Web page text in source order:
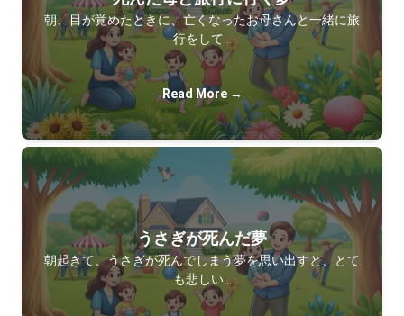
朝、目が覚めたときに、亡くなったお母さんと一緒に旅
行をして…
Read More →
うさぎが死んだ夢
朝起きて、うさぎが死んでしまう夢を思い出すと、とて
も悲しい…